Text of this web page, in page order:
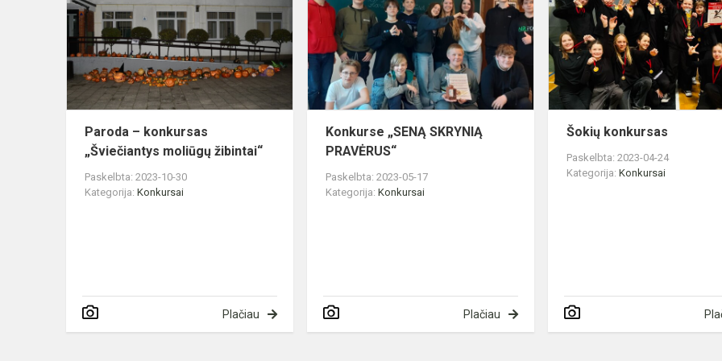
konkursas
„Šviečiantys
moliūgų
žibintai“
Paroda – konkursas
„Šviečiantys moliūgų žibintai“
Paskelbta: 2023-10-30
Kategorija: Konkursai
Plačiau
SKRYNIĄ
PRAVĖRUS“
Konkurse „SENĄ SKRYNIĄ
PRAVĖRUS“
Paskelbta: 2023-05-17
Kategorija:Konkursai
Plačiau
Šokių konkursas
Paskelbta: 2023-04-24
Kategorija:Konkursai